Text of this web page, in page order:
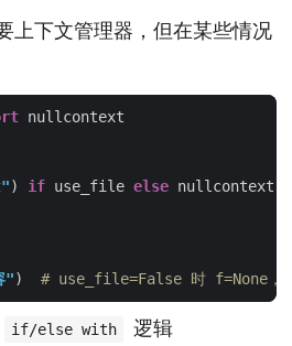
上下文管理器，但在某些情况
) if use_file else
") # use_file=False 时 f=None，
if/else with
逻辑